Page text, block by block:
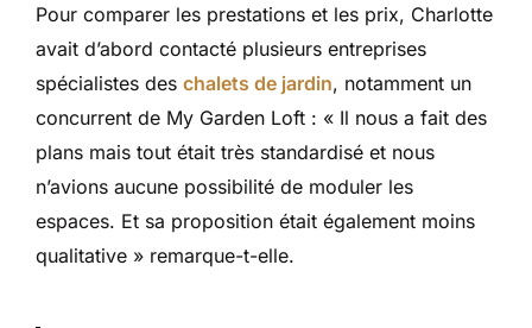
Pour comparer les prestations et les prix, Charlotte
avait d’abord contacté plusieurs entreprises
spécialistes des chalets de jardin, notamment un
concurrent de My Garden Loft : « Il nous a fait des
plans mais tout était très standardisé et nous
n’avions aucune possibilité de moduler les
espaces. Et sa proposition était également moins
qualitative » remarque-t-elle.